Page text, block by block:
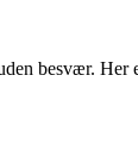
besvær. Her